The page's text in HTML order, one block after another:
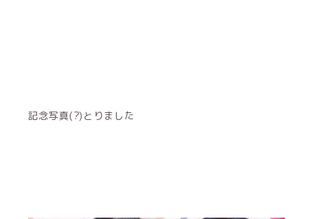
記念写真(?)とりました